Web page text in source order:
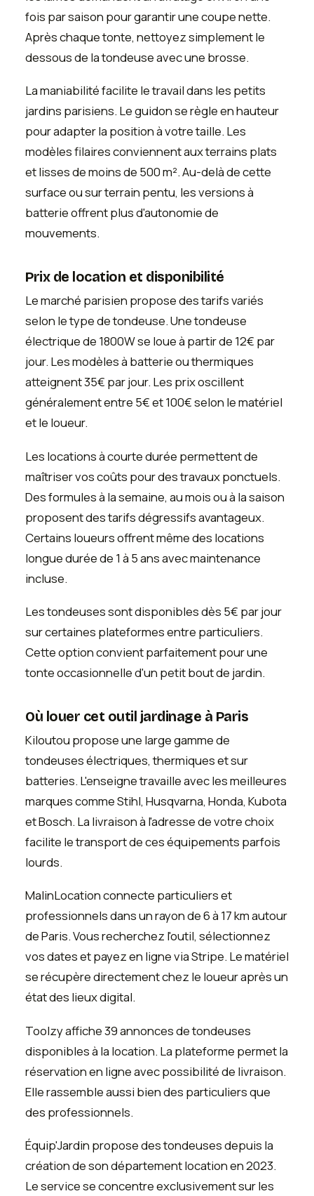
fois par saison pour garantir une coupe nette.
Après chaque tonte, nettoyez simplement le
dessous de la tondeuse avec une brosse.
La maniabilité facilite le travail dans les petits
jardins parisiens. Le guidon se règle en hauteur
pour adapter la position à votre taille. Les
modèles filaires conviennent aux terrains plats
et lisses de moins de 500 m². Au-delà de cette
surface ou sur terrain pentu, les versions à
batterie offrent plus d'autonomie de
mouvements.
Prix de location et disponibilité
Le marché parisien propose des tarifs variés
selon le type de tondeuse. Une tondeuse
électrique de 1800W se loue à partir de 12€ par
jour. Les modèles à batterie ou thermiques
atteignent 35€ par jour. Les prix oscillent
généralement entre 5€ et 100€ selon le matériel
et le loueur.
Les locations à courte durée permettent de
maîtriser vos coûts pour des travaux ponctuels.
Des formules à la semaine, au mois ou à la saison
proposent des tarifs dégressifs avantageux.
Certains loueurs offrent même des locations
longue durée de 1 à 5 ans avec maintenance
incluse.
Les tondeuses sont disponibles dès 5€ par jour
sur certaines plateformes entre particuliers.
Cette option convient parfaitement pour une
tonte occasionnelle d'un petit bout de jardin.
Où louer cet outil jardinage à Paris
Kiloutou propose une large gamme de
tondeuses électriques, thermiques et sur
batteries. L'enseigne travaille avec les meilleures
marques comme Stihl, Husqvarna, Honda, Kubota
et Bosch. La livraison à l'adresse de votre choix
facilite le transport de ces équipements parfois
lourds.
MalinLocation connecte particuliers et
professionnels dans un rayon de 6 à 17 km autour
de Paris. Vous recherchez l'outil, sélectionnez
vos dates et payez en ligne via Stripe. Le matériel
se récupère directement chez le loueur après un
état des lieux digital.
Toolzy affiche 39 annonces de tondeuses
disponibles à la location. La plateforme permet la
réservation en ligne avec possibilité de livraison.
Elle rassemble aussi bien des particuliers que
des professionnels.
Équip'Jardin propose des tondeuses depuis la
création de son département location en 2023.
Le service se concentre exclusivement sur les